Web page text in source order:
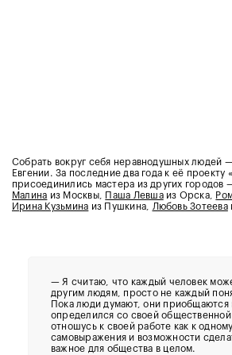
Собрать вокруг себя неравнодушных людей —
Евгении. За последние два года к её
присоединились мастера из других городов
Малина из Москвы, Паша Левшаиз Орска,
Ирина Кузьмина из Пушкина, Любовь Зотеева
— Я считаю, что каждый человек
другим людям, просто не каждый
Пока люди думают, они приобщаются
определился со своей
отношусь к своей работе как к
самовыражения и возможности
важное для общества в целом.